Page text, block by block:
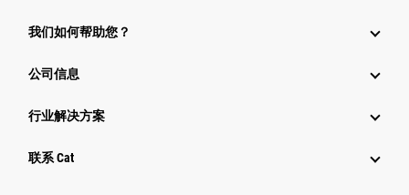
我们如何帮助您？
公司信息
行业解决方案
行业
联系 Cat